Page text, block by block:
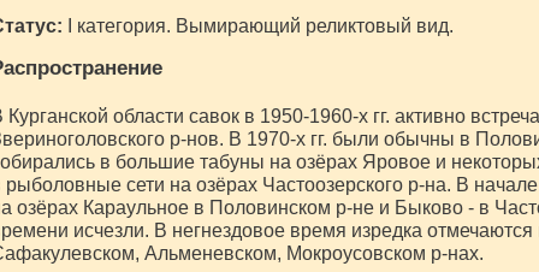
I категория. Вымирающий реликтовый вид.
Курганской области савок в 1950-1960-х гг. активно
р-нов. В 1970-х гг. были обычны в
в большие табуны на озёрах Яровое и
рыболовные сети на озёрах Частоозерского р-на. В
озёрах Караульное в Половинском р-не и Быково - в
исчезли. В негнездовое время изредка
Альменевском, Мокроусовском р-нах.